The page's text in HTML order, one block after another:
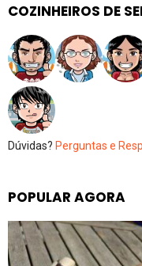
COZINHEIROS DE
Dúvidas? Perguntas e
POPULAR AGORA